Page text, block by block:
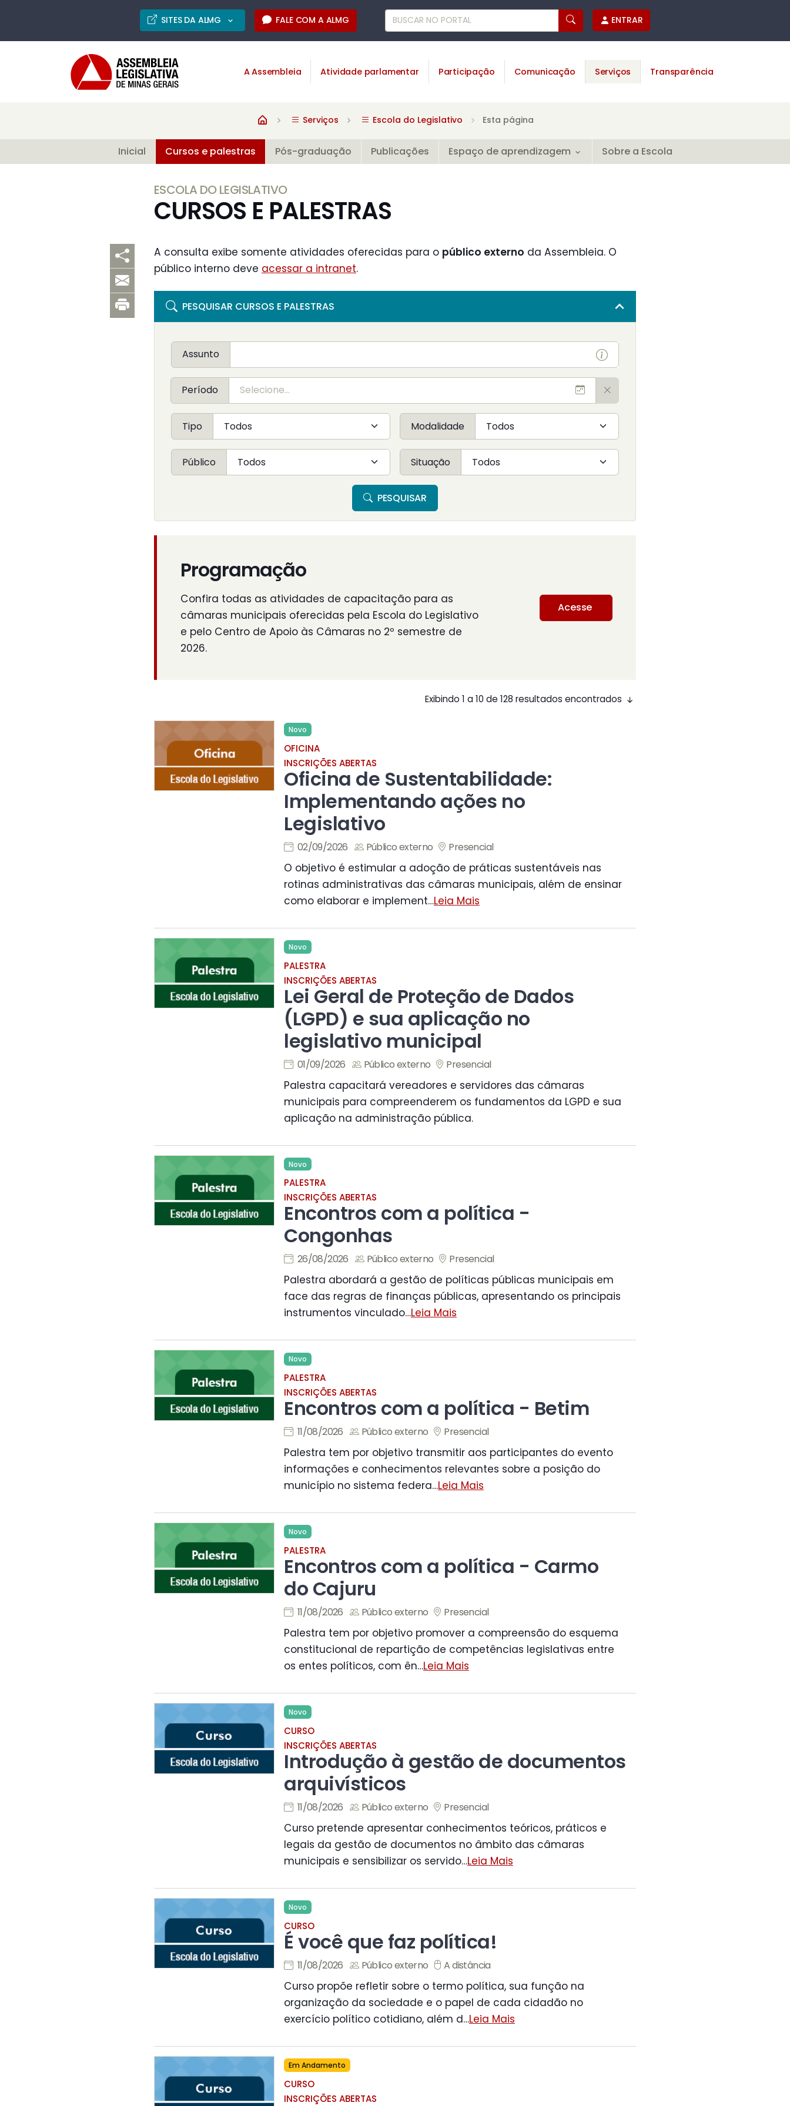
SITES DA ALMG FALE COM A ALMG ENTRAR
A Assembleia Atividade parlamentar Participação Comunicação Serviços Transparência
Serviços Escola do Legislativo Esta página
Inicial Cursos e palestras Pós-graduação Publicações Espaço de aprendizagem Sobre a Escola
ESCOLA DO LEGISLATIVO
CURSOS E PALESTRAS
A consulta exibe somente atividades oferecidas para o público externo da Assembleia. O
público interno deve acessar a intranet.
PESQUISAR CURSOS E PALESTRAS
Assunto
Período
Tipo Modalidade
Público Situação
PESQUISAR
Programação
Confira todas as atividades de capacitação para as
câmaras municipais oferecidas pela Escola do Legislativo
e pelo Centro de Apoio às Câmaras no 2º semestre de
2026.
Acesse
Exibindo 1 a 10 de 128 resultados encontrados
Novo
OFICINA
INSCRIÇÕES ABERTAS
Oficina de Sustentabilidade:
Implementando ações no
Legislativo
02/09/2026 Público externo Presencial
O objetivo é estimular a adoção de práticas sustentáveis nas
rotinas administrativas das câmaras municipais, além de ensinar
como elaborar e implement…Leia Mais
Novo
PALESTRA
INSCRIÇÕES ABERTAS
Lei Geral de Proteção de Dados
(LGPD) e sua aplicação no
legislativo municipal
01/09/2026 Público externo Presencial
Palestra capacitará vereadores e servidores das câmaras
municipais para compreenderem os fundamentos da LGPD e sua
aplicação na administração pública.
Novo
PALESTRA
INSCRIÇÕES ABERTAS
Encontros com a política -
Congonhas
26/08/2026 Público externo Presencial
Palestra abordará a gestão de políticas públicas municipais em
face das regras de finanças públicas, apresentando os principais
instrumentos vinculado…Leia Mais
Novo
PALESTRA
INSCRIÇÕES ABERTAS
Encontros com a política - Betim
11/08/2026 Público externo Presencial
Palestra tem por objetivo transmitir aos participantes do evento
informações e conhecimentos relevantes sobre a posição do
município no sistema federa…Leia Mais
Novo
PALESTRA
Encontros com a política - Carmo
do Cajuru
11/08/2026 Público externo Presencial
Palestra tem por objetivo promover a compreensão do esquema
constitucional de repartição de competências legislativas entre
os entes políticos, com ên…Leia Mais
Novo
CURSO
INSCRIÇÕES ABERTAS
Introdução à gestão de documentos
arquivísticos
11/08/2026 Público externo Presencial
Curso pretende apresentar conhecimentos teóricos, práticos e
legais da gestão de documentos no âmbito das câmaras
municipais e sensibilizar os servido…Leia Mais
Novo
CURSO
É você que faz política!
11/08/2026 Público externo A distância
Curso propõe refletir sobre o termo política, sua função na
organização da sociedade e o papel de cada cidadão no
exercício político cotidiano, além d…Leia Mais
Em Andamento
CURSO
INSCRIÇÕES ABERTAS